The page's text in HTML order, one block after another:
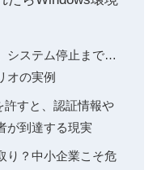
システム停止まで…
オの実例
許すと、認証情報や
が到達する現実
り？中小企業こそ危